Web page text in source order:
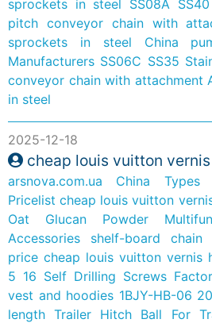
sprockets in steel SS08A
pitch conveyor chain with
sprockets in steel
China
Manufacturers SS06C SS35
conveyor chain with attachment
in steel
2025-12-18
cheap louis vuitton
arsnova.com.ua
China Types
Pricelist cheap louis vuitton
Oat Glucan Powder
Accessories shelf-board
price cheap louis vuitton vernis
5 16 Self Drilling Screws
vest and hoodies 1BJY-HB-06
length Trailer Hitch Ball For